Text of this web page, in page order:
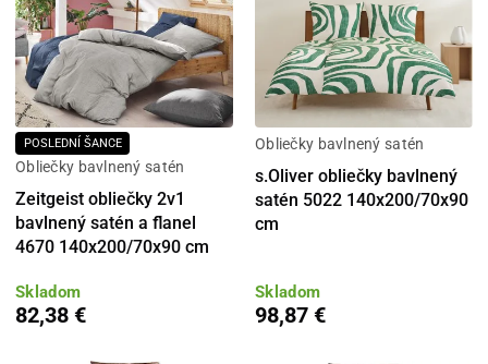
POSLEDNÍ ŠANCE
Obliečky bavlnený satén
Zeitgeist obliečky 2v1
bavlnený satén a flanel
4670 140x200/70x90 cm
Skladom
82,38 €
Obliečky bavlnený satén
s.Oliver obliečky bavlnený
satén 5022 140x200/70x90
cm
Skladom
98,87 €